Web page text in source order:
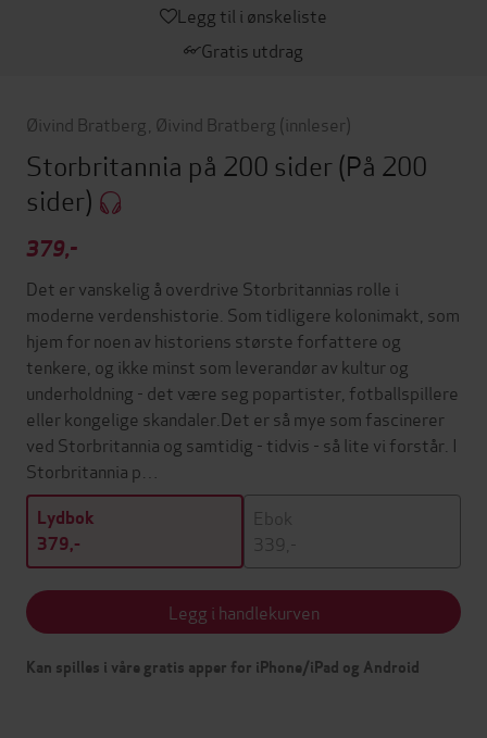
Legg til i ønskeliste
Gratis utdrag
Øivind Bratberg Øivind Bratberg (innleser)
Storbritannia på 200 sider(På 200
sider)
379,-
Det er vanskelig å overdrive Storbritannias rolle i
moderne verdenshistorie. Som tidligere kolonimakt, som
hjem for noen av historiens største forfattere og
tenkere, og ikke minst som leverandør av kultur og
underholdning - det være seg popartister, fotballspillere
eller kongelige skandaler.Det er så mye som fascinerer
ved Storbritannia og samtidig - tidvis - så lite vi forstår. I
Storbritannia p…
Lydbok
379,-
Ebok
339,-
Legg i handlekurven
Kan spilles i våre gratis apper for iPhone/iPad og Android